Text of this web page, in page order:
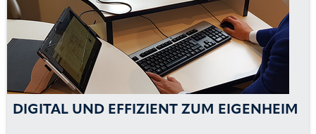
DIGITAL UND EFFIZIENT ZUM EIGENHEIM